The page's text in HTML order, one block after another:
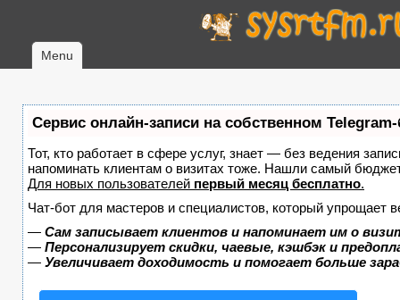
Menu
Сервис онлайн-записи на собственном Telegram-
Тот, кто работает в сфере услуг, знает — без ведения
напоминать клиентам о визитах тоже. Нашли самый
Для новых пользователей первый месяц бесплатно.
Чат-бот для мастеров и специалистов, который упрощает
— Сам записывает клиентов и напоминает им о
— Персонализирует скидки, чаевые, кэшбэк и
— Увеличивает доходимость и помогает больше